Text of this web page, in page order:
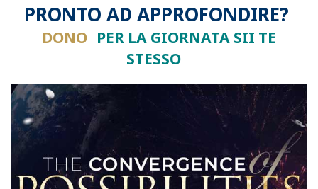
PRONTO AD APPROFONDIRE?
DONO PER LA GIORNATA SII TE
STESSO